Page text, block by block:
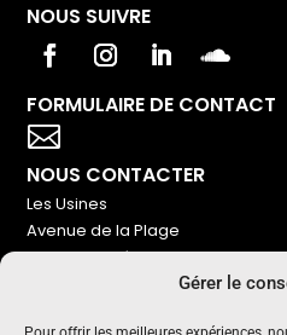
Gérer le
NOUS SUIVRE
FORMULAIRE DE CONTACT

NOUS CONTACTER
Les Usines
Avenue de la Plage
86240 Ligugé